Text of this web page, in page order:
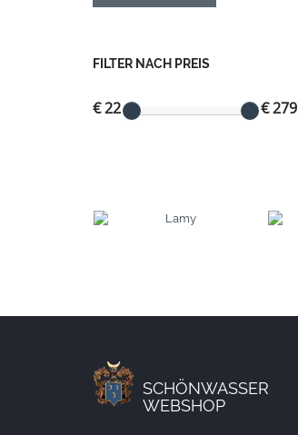
FILTER NACH PREIS
€ 22 € 279
SCHÖNWASSER
WEBSHOP